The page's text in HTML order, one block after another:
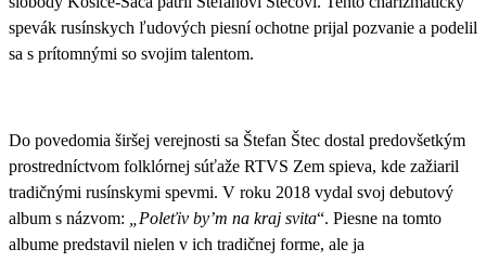
spevák rusínskych ľudových piesní ochotne prijal pozvanie a podelil
sa s prítomnými so svojim talentom.
Do povedomia širšej verejnosti sa Štefan Štec dostal predovšetkým
prostredníctvom folklórnej súťaže RTVS Zem spieva, kde zažiaril
tradičnými rusínskymi spevmi. V roku 2018 vydal svoj debutový
album s názvom:
„Poleťiv by’m na kraj svita“. Piesne na tomto
albume predstavil nielen v ich tradičnej forme, ale ja